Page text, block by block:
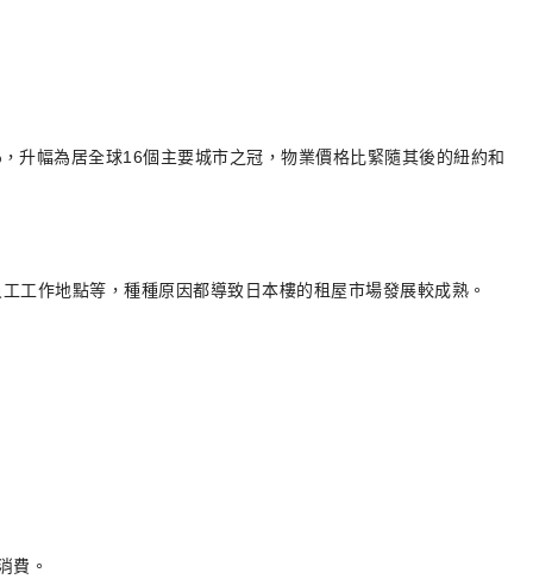
升幅為居全球16個主要城市之冠，物業價格比緊隨其後的紐約和
工作地點等，種種原因都導致日本樓的租屋市場發展較成熟。
費。